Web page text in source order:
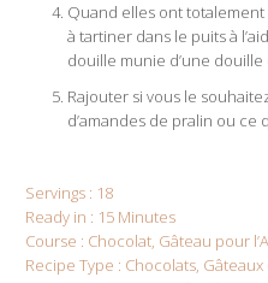
Quand elles ont
à tartiner dans le puits à
douille munie d’une
Rajouter si vous le
d’amandes de pralin ou ce
Servings : 18
Ready in : 15 Minutes
Course : Chocolat, Gâteau pour
Recipe Type : Chocolats Gâteaux